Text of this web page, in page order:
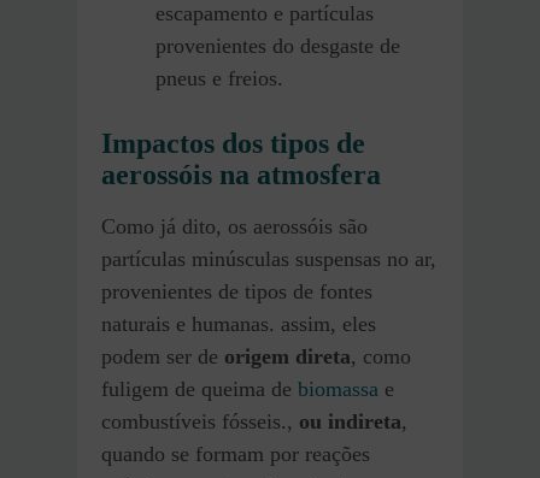
escapamento e partículas
provenientes do desgaste de
pneus e freios.
Impactos dos tipos de
aerossóis na atmosfera
Como já dito, os aerossóis são
partículas minúsculas suspensas no ar,
provenientes de tipos de fontes
naturais e humanas. assim, eles
podem ser de origem direta, como
fuligem de queima de biomassa e
combustíveis fósseis., ou indireta,
quando se formam por reações